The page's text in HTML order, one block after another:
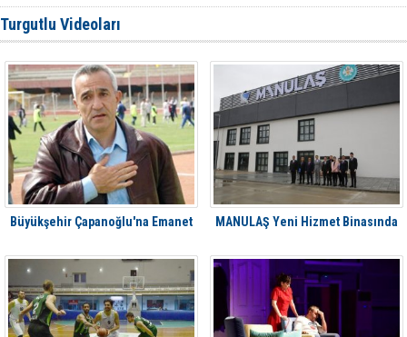
Alto,
Aliağa'daki
Turgutlu Videoları
Büyükşehir Çapanoğlu'na Emanet MANULAŞ Yeni Hizmet Binasında